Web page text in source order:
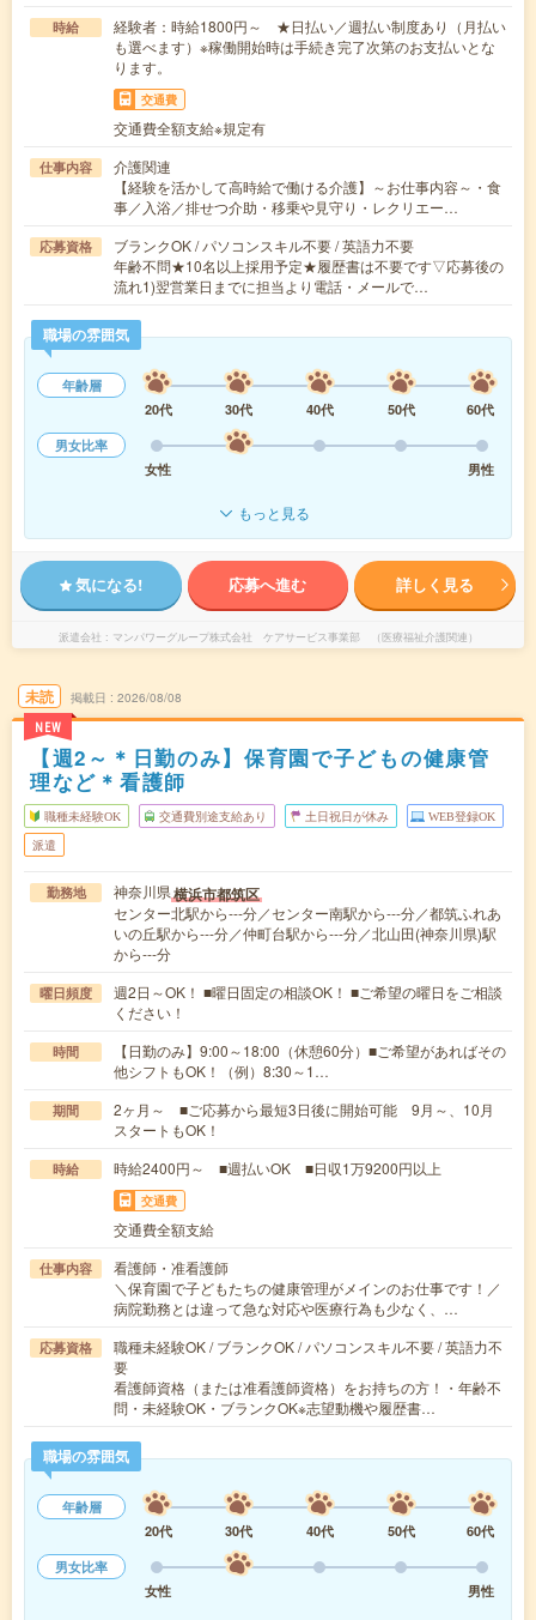
時給
経験者：時給1800円～ ★日払い／週払い制度あり（月払い
も選べます）※稼働開始時は手続き完了次第のお支払いとな
ります。
交通費
交通費全額支給※規定有
仕事内容
介護関連
【経験を活かして高時給で働ける介護】～お仕事内容～・食
事／入浴／排せつ介助・移乗や見守り・レクリエー…
応募資格
ブランクOK / パソコンスキル不要 / 英語力不要
年齢不問★10名以上採用予定★履歴書は不要です▽応募後の
流れ1)翌営業日までに担当より電話・メールで…
職場の雰囲気
年齢層
20代
30代 40代 50代
60代
男女比率
女性
男性
もっと見る
気になる! 応募へ進む 詳しく見る
派遣会社 マンパワーグループ株式会社 ケアサービス事業部 （医療福祉介護関連）
未読
NEW
掲載日 2026/08/08
【週2～＊日勤のみ】保育園で子どもの健康管
理など＊看護師
職種未経験OK 交通費別途支給あり 土日祝日が休み WEB登録OK
派遣
勤務地 神奈川県横浜市都筑区
センター北駅から---分／センター南駅から---分／都筑ふれあ
いの丘駅から---分／仲町台駅から---分／北山田(神奈川県)駅
から---分
曜日頻度
週2日～OK！ ■曜日固定の相談OK！ ■ご希望の曜日をご相談
ください！
時間
【日勤のみ】9:00～18:00（休憩60分）■ご希望があればその
他シフトもOK！（例）8:30～1…
期間
2ヶ月～ ■ご応募から最短3日後に開始可能 9月～、10月
スタートもOK！
時給 時給2400円～ ■週払いOK ■日収1万9200円以上
交通費
交通費全額支給
仕事内容
看護師・准看護師
＼保育園で子どもたちの健康管理がメインのお仕事です！／
病院勤務とは違って急な対応や医療行為も少なく、…
応募資格
職種未経験OK / ブランクOK / パソコンスキル不要 / 英語力不
要
看護師資格（または准看護師資格）をお持ちの方！・年齢不
問・未経験OK・ブランクOK※志望動機や履歴書…
職場の雰囲気
年齢層
20代
30代 40代 50代
60代
男女比率
女性
男性